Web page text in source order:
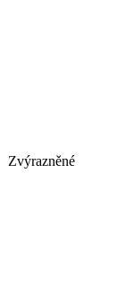
Zvýrazněné